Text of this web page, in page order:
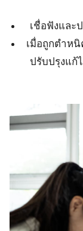
เชื่อฟังและ
เมื่อถูกตำห
ปรับปรุงแก้